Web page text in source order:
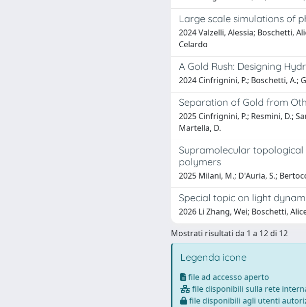
Large scale simulations of
2024 Valzelli, Alessia; Boschetti,
Celardo
A Gold Rush: Designing
2024 Cinfrignini, P.; Boschetti, A.;
Separation of Gold from
2025 Cinfrignini, P.; Resmini, D.;
Martella, D.
Supramolecular
polymers
2025 Milani, M.; D'Auria, S.;
Special topic on light
2026 Li Zhang, Wei; Boschetti,
Mostrati risultati da 1 a 12 di 12
Legenda icone
file ad accesso aperto
file disponibili sulla rete
file disponibili agli utenti